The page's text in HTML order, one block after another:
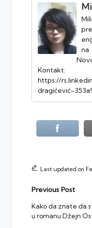
https://
dragićević-
Last updated on
Post
Previous Post
Kako da znate da
u romanu Džejn